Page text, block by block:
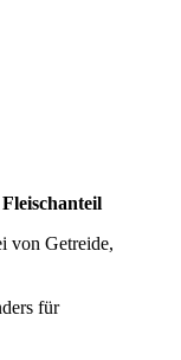
von Getreide,
für